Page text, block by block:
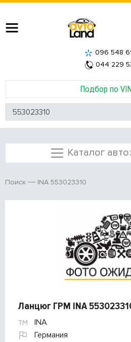
Подбор по VIN
096 548
044 229
Каталог
Поиск INA 553023310
Ланцюг ГРМ INA
INA
Германия